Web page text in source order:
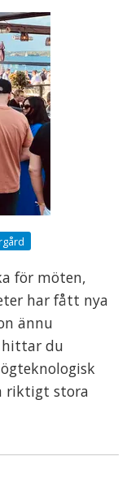
för möten,
har fått nya
ännu
hittar du
riktigt stora